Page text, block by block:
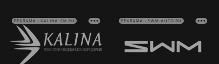
РЕКЛАМА • KALINA-SM.RU РЕКЛАМА • SWM-AUTO.RU